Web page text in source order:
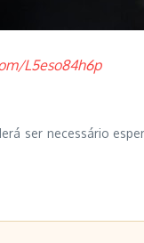
L5eso84h6p
ser necessário